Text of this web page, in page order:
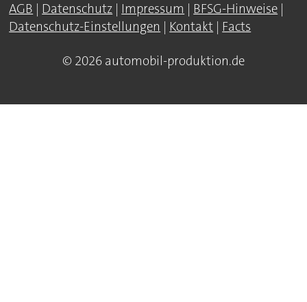
AGB Datenschutz Impressum BFSG-Hinweise
Datenschutz-Einstellungen
Kontakt Facts
© 2026 automobil-produktion.de